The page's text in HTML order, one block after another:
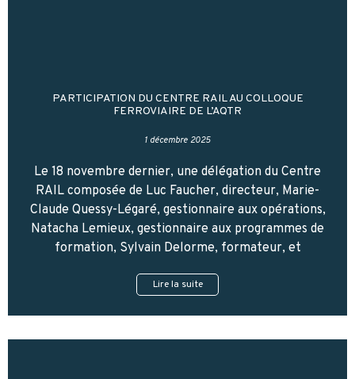
PARTICIPATION DU CENTRE RAIL AU COLLOQUE
FERROVIAIRE DE L’AQTR
1 décembre 2025
Le 18 novembre dernier, une délégation du Centre
RAIL composée de Luc Faucher, directeur, Marie-
Claude Quessy-Légaré, gestionnaire aux opérations,
Natacha Lemieux, gestionnaire aux programmes de
formation, Sylvain Delorme, formateur, et
Lire la suite